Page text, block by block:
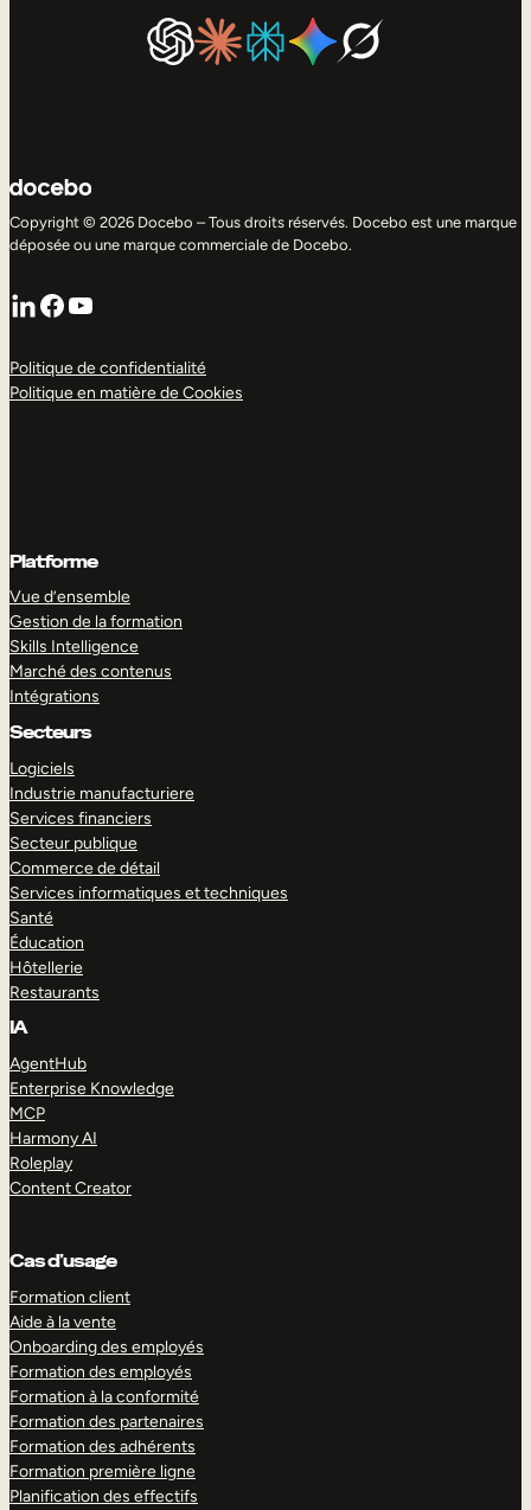
Copyright © 2026 Docebo – Tous droits réservés. Docebo est une marque
déposée ou une marque commerciale de Docebo.
LinkedIn
Facebook
YouTube
Politique de confidentialité
Politique en matière de Cookies
Platforme
Vue d’ensemble
Gestion de la formation
Skills Intelligence
Marché des contenus
Intégrations
Secteurs
Logiciels
Industrie manufacturiere
Services financiers
Secteur publique
Commerce de détail
Services informatiques et techniques
Santé
Éducation
Hôtellerie
Restaurants
IA
AgentHub
Enterprise Knowledge
MCP
Harmony AI
Roleplay
Content Creator
Cas d’usage
Formation client
Aide à la vente
Onboarding des employés
Formation des employés
Formation à la conformité
Formation des partenaires
Formation des adhérents
Formation première ligne
Planification des effectifs